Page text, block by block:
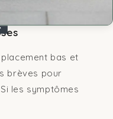
bas et
brèves pour
les symptômes